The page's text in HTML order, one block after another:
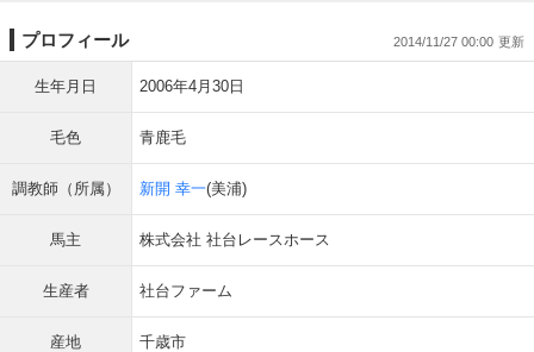
プロフィール 2014/11/27 00:00
生年月日 2006年4月30日
毛色 青鹿毛
調教師（所属） 新開 幸一(美浦)
馬主 株式会社 社台レースホース
生産者 社台ファーム
産地 千歳市